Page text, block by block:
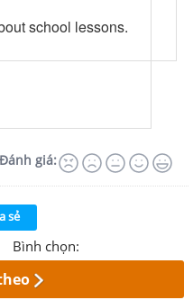
school lessons.
Đánh giá:
sẻ
Bình chọn: